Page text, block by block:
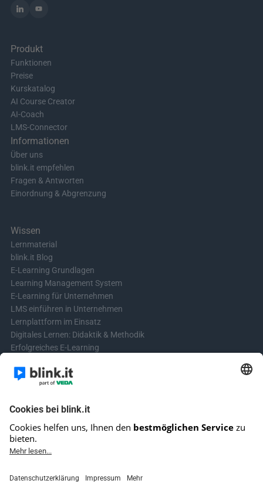
Produkt
Funktionen
Preise
Kurskatalog
AI Course Creator
AI-Coach
LMS-Connector
Informationen
Über uns
blink.it empfehlen
Fragen & Antworten
Einordnung & Abgrenzung
Wissen
Lernmaterial
blink.it Blog
E-Learning Grundlagen
Learning Management System
E-Learning für Unternehmen
LMS einführen in Unternehmen
Lernplattform im Einsatz
Digitales Lernen: Didaktik & Methodik
Erfolgreiches E-Learning
Learning & Development
Videos für Online-Kurse erstellen
Kontakt aufnehmen
Kontaktformular
Fragen? Schreibe uns!
E-Mail-Kundensupport